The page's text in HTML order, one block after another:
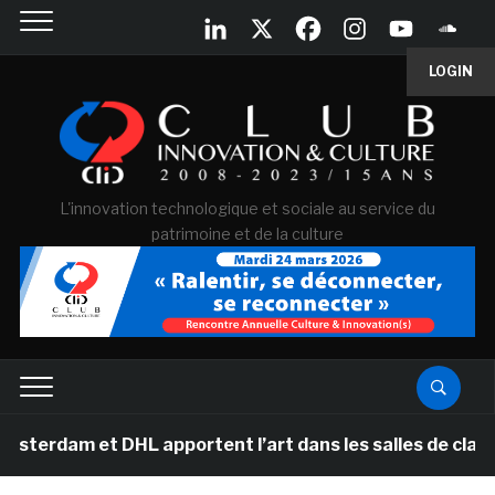
LOGIN
L'innovation technologique et sociale au service du
patrimoine et de la culture
et DHL apportent l’art dans les salles de classe